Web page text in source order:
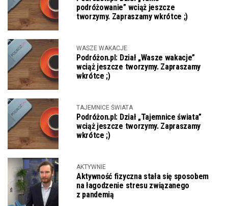
podróżowanie” wciąż jeszcze
tworzymy. Zapraszamy wkrótce ;)
WASZE WAKACJE
Podróżon.pl: Dział „Wasze wakacje”
wciąż jeszcze tworzymy. Zapraszamy
wkrótce ;)
TAJEMNICE ŚWIATA
Podróżon.pl: Dział „Tajemnice świata”
wciąż jeszcze tworzymy. Zapraszamy
wkrótce ;)
AKTYWNIE
Aktywność fizyczna stała się sposobem
na łagodzenie stresu związanego
z pandemią